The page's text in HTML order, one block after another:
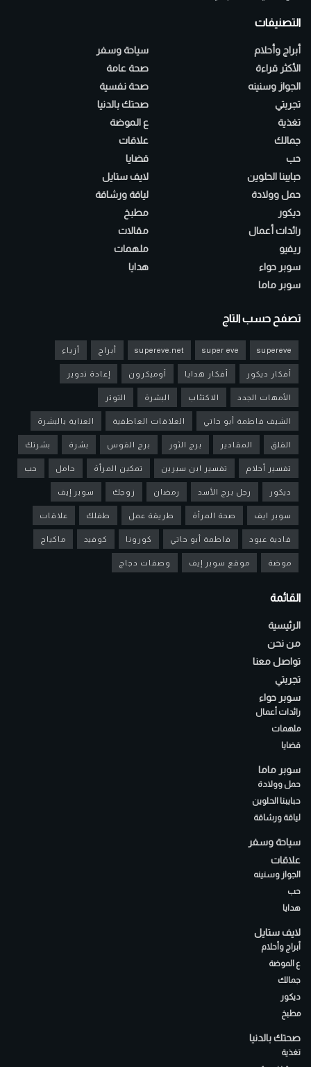
التصنيفات
أبراج وأحلام
الأكثر قراءة
الجواز وسنينه
تجربتي
تغذية
جمالك
حب
حبايبنا الحلوين
حمل وولادة
ديكور
رائدات أعمال
ريفيو
سوبر حواء
سوبر ماما
سياحة وسفر
صحة عامة
صحة نفسية
صحتك بالدنيا
ع الموضة
علاقات
قضايا
لايف ستايل
لياقة ورشاقة
مطبخ
مقالات
ملهمات
هدايا
تصفح حسب التاج
supereve
super eve
supereve.net أبراج أزياء
أفكار ديكور أفكار هدايا أوميكرون إعادة تدوير
الأمهات الجدد الاكتئاب البشرة التوتر
الشيف فاطمة أبو حاتي العلاقات العاطفية العناية بالبشرة
القلق المقادير برج الثور برج القوس بشرة بشرتك
تفسير أحلام تفسير ابن سيرين تمكين المرأة حامل حب
ديكور رجل برج الأسد رمضان زوجك سوبر إيف
سوبر ايف صحة المرأة طريقة عمل طفلك علاقات
فادية عبود فاطمة أبو حاتي كورونا كوفيد ماكياج
موضة موقع سوبر إيف وصفات دجاج
القائمة
الرئيسية
من نحن
تواصل معنا
تجربتي
سوبر حواء
رائدات أعمال
ملهمات
قضايا
سوبر ماما
حمل وولادة
حبايبنا الحلوين
لياقة ورشاقة
سياحة وسفر
علاقات
الجواز وسنينه
حب
هدايا
لايف ستايل
أبراج وأحلام
ع الموضة
جمالك
ديكور
مطبخ
صحتك بالدنيا
تغذية